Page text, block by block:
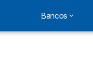
Bancos